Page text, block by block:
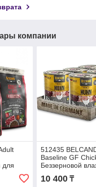
компании
для
512435
Baseline GF
Беззерновой
корм для
с курицей,
10 400₸